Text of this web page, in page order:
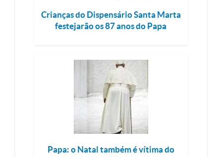
Crianças do Dispensário Santa Marta
festejarão os 87 anos do Papa
Papa: o Natal também é vítima do